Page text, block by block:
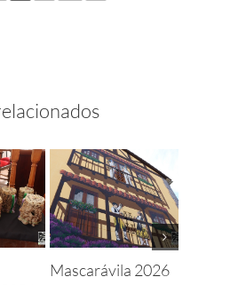
Mascarávila 2026